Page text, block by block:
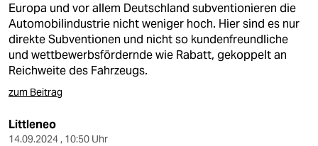
Europa und vor allem Deutschland subventionieren die
Automobilindustrie nicht weniger hoch. Hier sind es nur
direkte Subventionen und nicht so kundenfreundliche
und wettbewerbsfördernde wie Rabatt, gekoppelt an
Reichweite des Fahrzeugs.
zum Beitrag
Littleneo
14.09.2024 , 10:50 Uhr